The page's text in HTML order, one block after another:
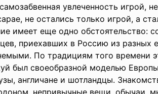
увлеченность игрой,
не остались только игрой, а
имеет еще одно обстоятельство:
приехавших в Россию из разных
По традициям того времени
был своеобразной моделью
англичане и шотландцы.
непривычные вещи, обычаи,